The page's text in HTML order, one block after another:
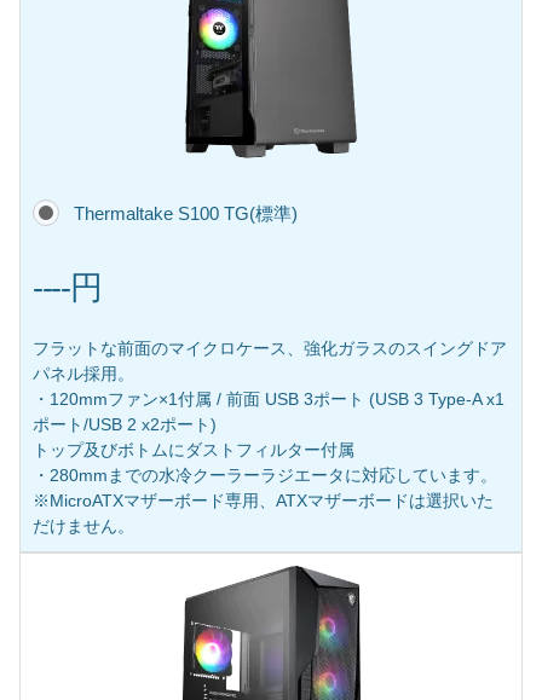
Thermaltake S100 TG(標準)
----円
フラットな前面のマイクロケース、強化ガラスのスイングドア
パネル採用。
・120mmファン×1付属 / 前面 USB 3ポート (USB 3 Type-A x1
ポート/USB 2 x2ポート)
トップ及びボトムにダストフィルター付属
・280mmまでの水冷クーラーラジエータに対応しています。
※MicroATXマザーボード専用、ATXマザーボードは選択いた
だけません。